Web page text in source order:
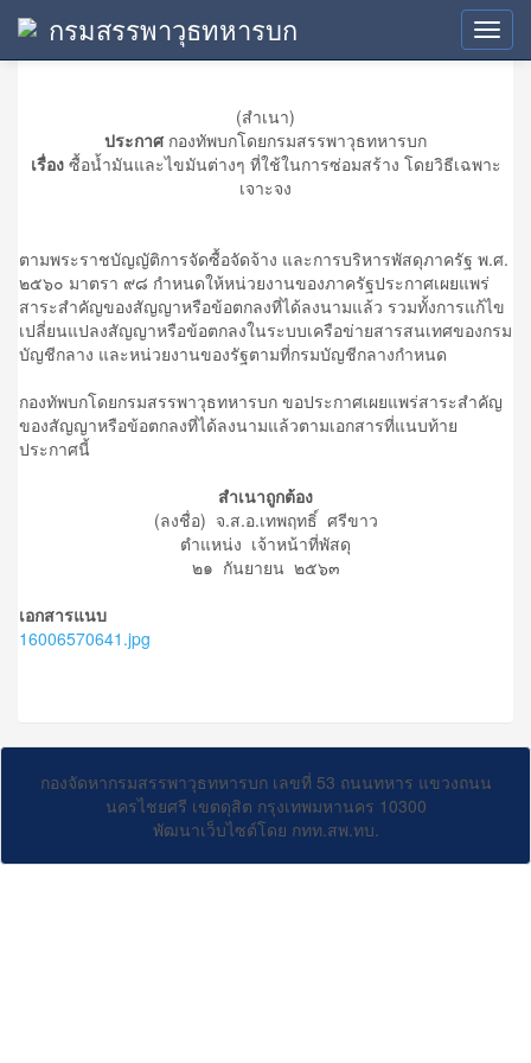
กรมสรรพาวุธทหารบก
ข้อมูลสาระสำคัญในสัญญา
(สำเนา)
ประกาศกองทัพบกโดยกรมสรรพาวุธทหารบก
เรื่องซื้อน้ำมันและไขมันต่างๆ ที่ใช้ในการซ่อมสร้าง โดยวิธีเฉพาะ
เจาะจง
ตามพระราชบัญญัติการจัดซื้อจัดจ้าง และการบริหารพัสดุภาครัฐ พ.ศ.
๒๕๖๐ มาตรา ๙๘ กำหนดให้หน่วยงานของภาครัฐประกาศเผยแพร่
สาระสำคัญของสัญญาหรือข้อตกลงที่ได้ลงนามแล้ว รวมทั้งการแก้ไข
เปลี่ยนแปลงสัญญาหรือข้อตกลงในระบบเครือข่ายสารสนเทศของกรม
บัญชีกลาง และหน่วยงานของรัฐตามที่กรมบัญชีกลางกำหนด
กองทัพบกโดยกรมสรรพาวุธทหารบก ขอประกาศเผยแพร่สาระสำคัญ
ของสัญญาหรือข้อตกลงที่ได้ลงนามแล้วตามเอกสารที่แนบท้าย
ประกาศนี้
สำเนาถูกต้อง
(ลงชื่อ) จ.ส.อ.เทพฤทธิ์ ศรีขาว
ตำแหน่ง เจ้าหน้าที่พัสดุ
๒๑ กันยายน ๒๕๖๓
เอกสารแนบ
16006570641.jpg
กองจัดหากรมสรรพาวุธทหารบก เลขที่ 53 ถนนทหาร แขวงถนน
นครไชยศรี เขตดุสิต กรุงเทพมหานคร 10300
พัฒนาเว็บไซต์โดย กทท.สพ.ทบ.